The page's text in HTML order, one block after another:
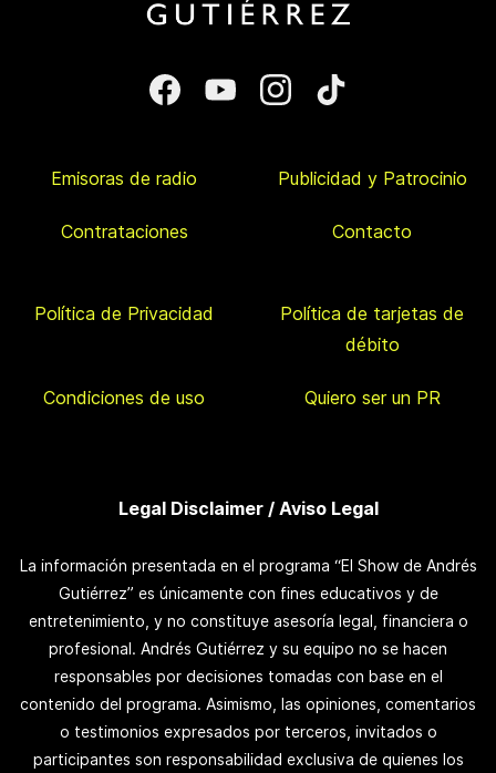
Emisoras de radio Publicidad y Patrocinio
Contrataciones Contacto
Política de Privacidad
Política de tarjetas de
débito
Condiciones de uso Quiero ser un PR
Legal Disclaimer / Aviso Legal
La información presentada en el programa “El Show de Andrés
Gutiérrez” es únicamente con fines educativos y de
entretenimiento, y no constituye asesoría legal, financiera o
profesional. Andrés Gutiérrez y su equipo no se hacen
responsables por decisiones tomadas con base en el
contenido del programa. Asimismo, las opiniones, comentarios
o testimonios expresados por terceros, invitados o
participantes son responsabilidad exclusiva de quienes los